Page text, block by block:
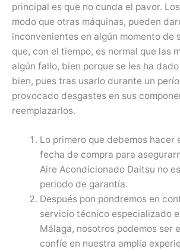
principal es que no cunda el pavor.
modo que otras máquinas, pueden
inconvenientes en algún momento de
que, con el tiempo, es normal que las
algún fallo, bien porque se les ha
bien, pues tras usarlo durante un
provocado desgastes en sus
reemplazarlos.
Lo primero que debemos hacer
fecha de compra para
Aire Acondicionado Daitsu no
periodo de garantía.
Después pon pondremos en
servicio técnico especializado
Málaga, nosotros podemos ser
confíe en nuestra amplia